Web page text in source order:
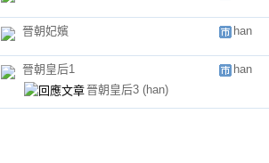
晉朝妃嬪 han
晉朝皇后1
晉朝皇后3 (han)
han